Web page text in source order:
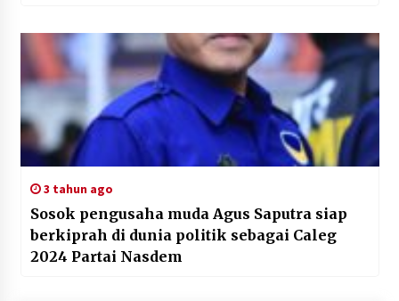
3 tahun ago
Sosok pengusaha muda Agus Saputra siap
berkiprah di dunia politik sebagai Caleg
2024 Partai Nasdem